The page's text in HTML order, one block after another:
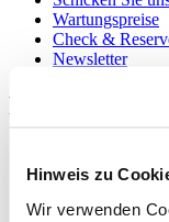
Hinweis zu
Wir verwenden
Wartungspreise
Check &
Newsletter
Rechtliches